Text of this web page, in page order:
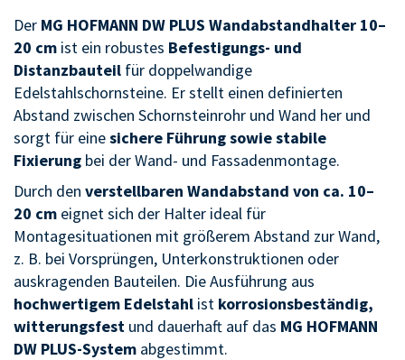
Der MG HOFMANN DW PLUS Wandabstandhalter 10–
20 cm ist ein robustes Befestigungs- und
Distanzbauteil für doppelwandige
Edelstahlschornsteine. Er stellt einen definierten
Abstand zwischen Schornsteinrohr und Wand her und
sorgt für einesichere Führung sowie stabile
Fixierung bei der Wand- und Fassadenmontage.
Durch den verstellbaren Wandabstand von ca. 10–
20 cm eignet sich der Halter ideal für
Montagesituationen mit größerem Abstand zur Wand,
z. B. bei Vorsprüngen, Unterkonstruktionen oder
auskragenden Bauteilen. Die Ausführung aus
hochwertigem Edelstahl ist korrosionsbeständig,
witterungsfest und dauerhaft auf das MG HOFMANN
DW PLUS-System abgestimmt.